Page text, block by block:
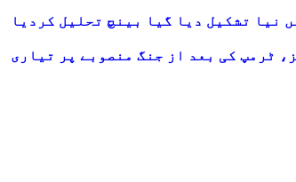
نیا تشکیل دیا گیا بینچ تحلیل کردیا
ٹرمپ کی بعد از جنگ منصوبے پر تیاری